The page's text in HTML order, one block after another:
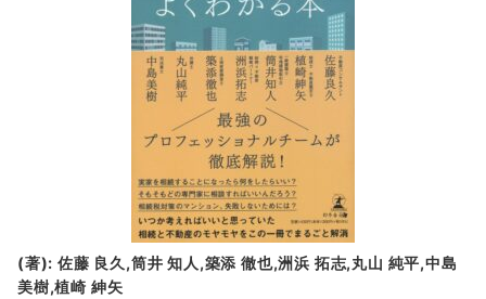
(著): 佐藤 良久,筒井 知人,築添 徹也,洲浜 拓志,丸山 純平,中島
美樹,植崎 紳矢